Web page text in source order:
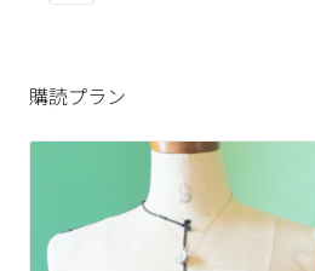
購読プラン